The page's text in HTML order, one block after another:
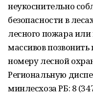
неукоснительно
безопасности в
лесного пожара
массивов
номеру лесной
Региональную
минлесхоза РБ: 8